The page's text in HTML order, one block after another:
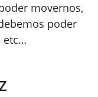
movernos,
poder
etc…